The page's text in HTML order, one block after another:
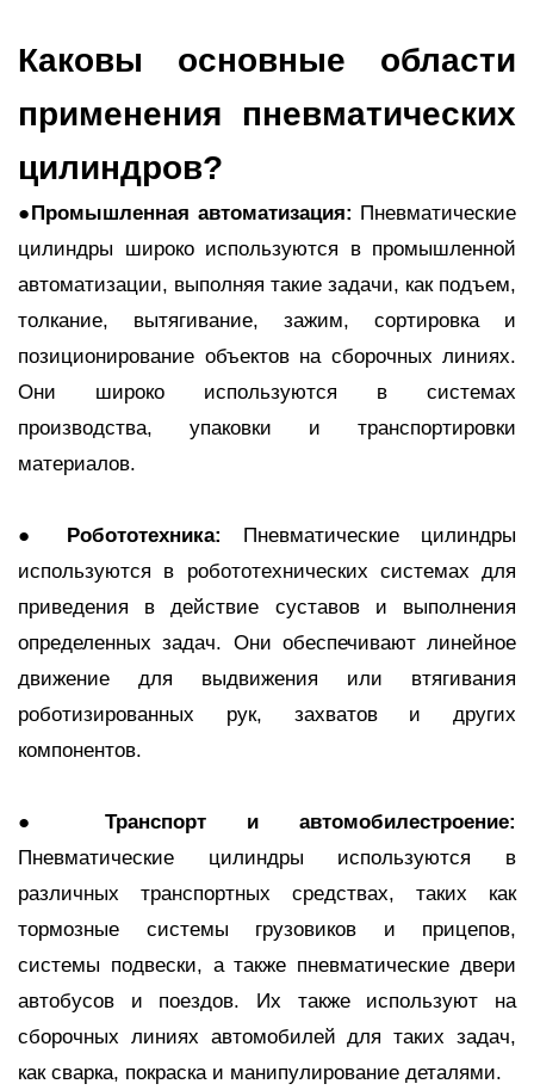
Каковы основные области
применения пневматических
цилиндров?
●Промышленная автоматизация: Пневматические
цилиндры широко используются в промышленной
автоматизации, выполняя такие задачи, как подъем,
толкание, вытягивание, зажим, сортировка и
позиционирование объектов на сборочных линиях.
Они широко используются в системах
производства, упаковки и транспортировки
материалов.
● Робототехника: Пневматические цилиндры
используются в робототехнических системах для
приведения в действие суставов и выполнения
определенных задач. Они обеспечивают линейное
движение для выдвижения или втягивания
роботизированных рук, захватов и других
компонентов.
● Транспорт и автомобилестроение:
Пневматические цилиндры используются в
различных транспортных средствах, таких как
тормозные системы грузовиков и прицепов,
системы подвески, а также пневматические двери
автобусов и поездов. Их также используют на
сборочных линиях автомобилей для таких задач,
как сварка, покраска и манипулирование деталями.